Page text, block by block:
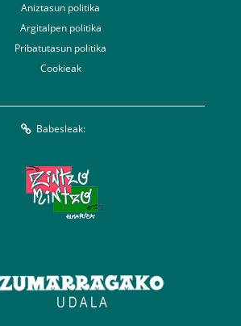
Aniztasun politika
Argitalpen politika
Pribatutasun politika
Cookieak
Babesleak: